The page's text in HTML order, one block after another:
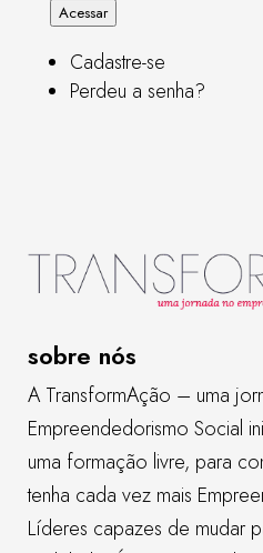
Acessar
Cadastre-se
Perdeu a senha?
sobre nós
A TransformAção – uma
Empreendedorismo Social
uma formação livre, para
tenha cada vez mais
Líderes capazes de mudar